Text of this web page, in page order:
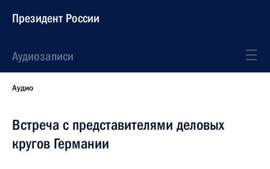
Президент России
Аудиозаписи
Аудио
Встреча с представителями деловых
кругов Германии